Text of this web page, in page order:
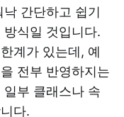
간단하고 쉽기
식일 것입니다.
계가 있는데, 예
전부 반영하지는
부 클래스나 속
다.